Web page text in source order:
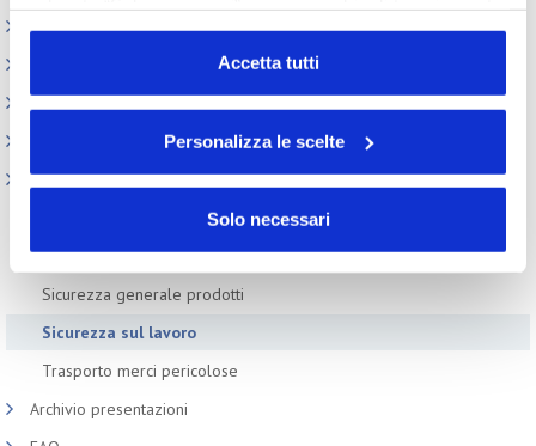
o profilazione viene utilizzato. Cliccando su
“Personalizza le scelte” è possibile esprimere la propria
volontà in relazione a ciascuna categoria di cookie del
Accetta tutti
Personalizza le scelte
Solo necessari
Dispositivi Medici
Sicurezza Prodotti cosmetici
Codici doganali e accise
Altre normative
Imballi e rifiuti da imballaggi
Made in Italy
Sicurezza generale prodotti
Sicurezza sul lavoro
Trasporto merci pericolose
Archivio presentazioni